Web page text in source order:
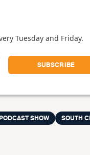
Tuesday and Friday.
SHOW
SOUTH